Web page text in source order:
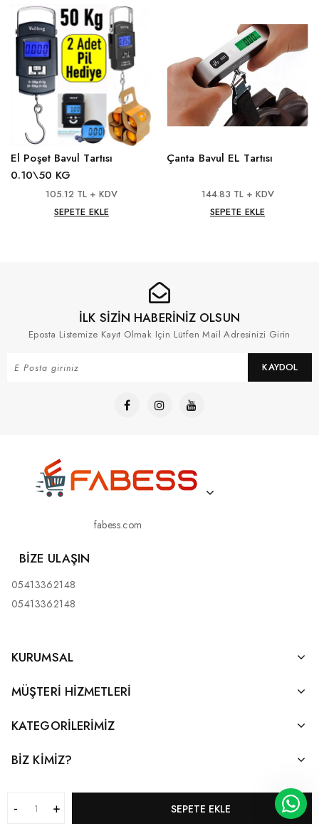
SEPETE EKLE
El Poşet Bavul Tartısı
0.10\50 KG
105.12 TL + KDV
SEPETE EKLE
Çanta Bavul EL Tartısı
144.83 TL + KDV
SEPETE EKLE
İLK SİZİN HABERİNİZ OLSUN
Eposta Listemize Kayıt Olmak Için Lütfen Mail Adresinizi Girin
KAYDOL
fabess.com
BIZE ULAŞIN
05413362148
05413362148
KURUMSAL
MÜŞTERI HIZMETLERI
KATEGORILERIMIZ
BİZ KİMİZ?
Bu web sitesi tarafından hazırlanmıştır.